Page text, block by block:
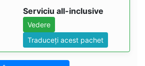
Serviciu all-inclusive
Vedere
Traduceți acest pachet